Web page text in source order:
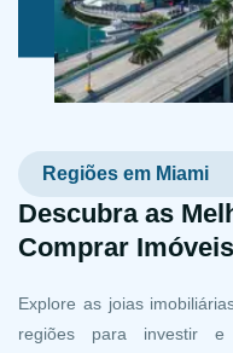
Regiões em Miami
Descubra as
Comprar
Explore as joias
regiões para investir